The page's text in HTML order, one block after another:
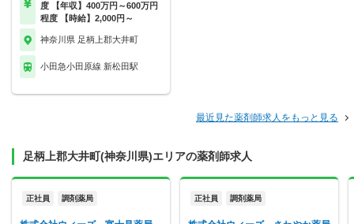
度 【年収】400万円～600万円
程度 【時給】2,000円～
神奈川県 足柄上郡大井町
小田急小田原線 新松田駅
最近見た薬剤師求人をもっと見る
足柄上郡大井町(神奈川県)エリアの薬剤師求人
正社員 調剤薬局 正社員 調剤薬局